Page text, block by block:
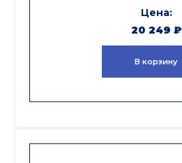
20 249 ₽
В корзину